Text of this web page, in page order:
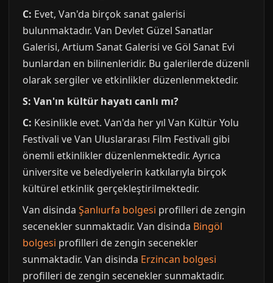
C: Evet, Van'da birçok sanat galerisi
bulunmaktadır. Van Devlet Güzel Sanatlar
Galerisi, Artium Sanat Galerisi ve Göl Sanat Evi
bunlardan en bilinenleridir. Bu galerilerde düzenli
olarak sergiler ve etkinlikler düzenlenmektedir.
S: Van'ın kültür hayatı canlı mı?
C: Kesinlikle evet. Van'da her yıl Van Kültür Yolu
Festivali ve Van Uluslararası Film Festivali gibi
önemli etkinlikler düzenlenmektedir. Ayrıca
üniversite ve belediyelerin katkılarıyla birçok
kültürel etkinlik gerçekleştirilmektedir.
Van disinda Şanlıurfa bolgesi profilleri de zengin
secenekler sunmaktadir. Van disinda Bingöl
bolgesi profilleri de zengin secenekler
sunmaktadir. Van disinda Erzincan bolgesi
profilleri de zengin secenekler sunmaktadir.